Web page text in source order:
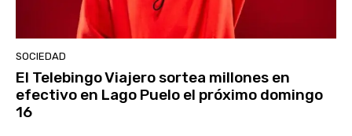
SOCIEDAD
El Telebingo Viajero sortea millones en
efectivo en Lago Puelo el próximo domingo
16